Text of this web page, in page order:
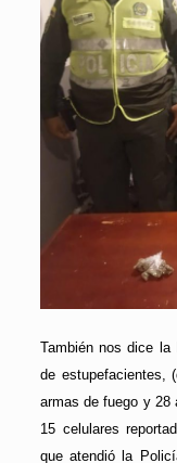
También nos dice
de estupefacientes,
armas de fuego y 28
15 celulares
que atendió la